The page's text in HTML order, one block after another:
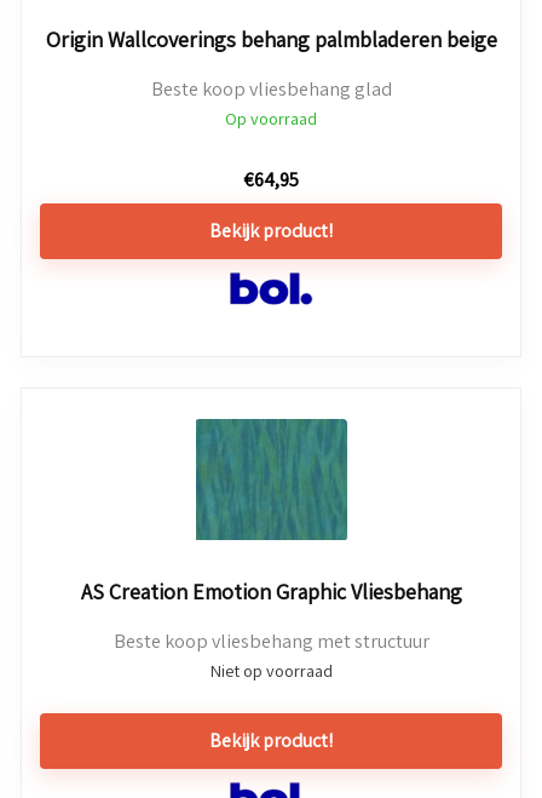
Origin Wallcoverings behang palmbladeren beige
Beste koop vliesbehang glad
Op voorraad
€64,95
Bekijk product!
AS Creation Emotion Graphic Vliesbehang
Beste koop vliesbehang met structuur
Niet op voorraad
Bekijk product!